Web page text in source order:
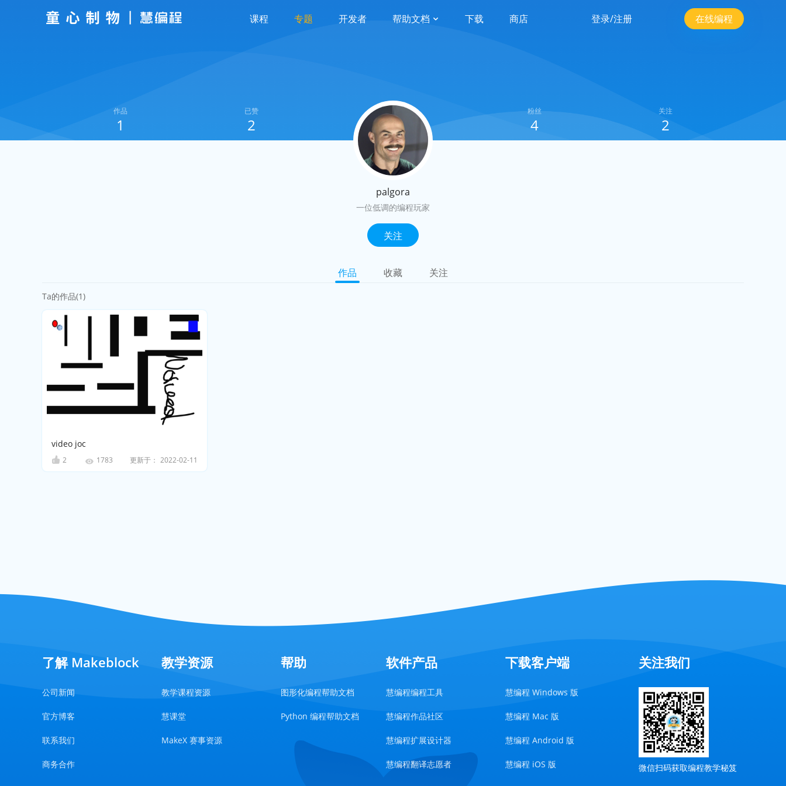
课程 专题 开发者 帮助文档 下载 商店 登录/注册 在线编程
作品
1
已赞
2
粉丝
4
关注
2
palgora
一位低调的编程玩家
关注
作品 收藏 关注
Ta的作品(1)
video joc
2 1783 更新于： 2022-02-11
了解 Makeblock
公司新闻
官方博客
联系我们
商务合作
教学资源
教学课程资源
慧课堂
MakeX 赛事资源
帮助
图形化编程帮助文档
Python 编程帮助文档
软件产品
慧编程编程工具
慧编程作品社区
慧编程扩展设计器
慧编程翻译志愿者
下载客户端
慧编程 Windows 版
慧编程 Mac 版
慧编程 Android 版
慧编程 iOS 版
关注我们
微信扫码获取编程教学秘笈